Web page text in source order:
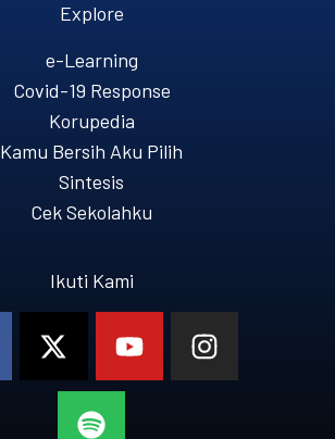
Explore
e-Learning
Covid-19 Response
Korupedia
Kamu Bersih Aku Pilih
Sintesis
Cek Sekolahku
Ikuti Kami